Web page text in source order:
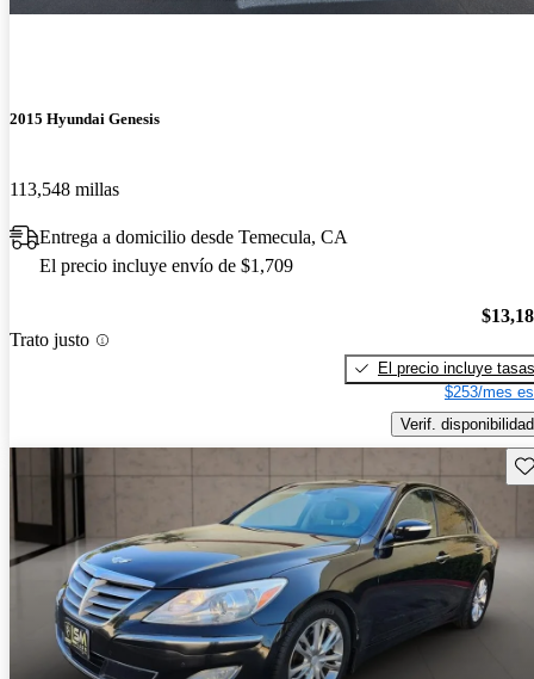
2015 Hyundai Genesis
113,548 millas
Entrega a domicilio desde Temecula, CA
El precio incluye envío de $1,709
Trato justo
El precio incluye tasas
$253/mes
Verif. disponibilidad